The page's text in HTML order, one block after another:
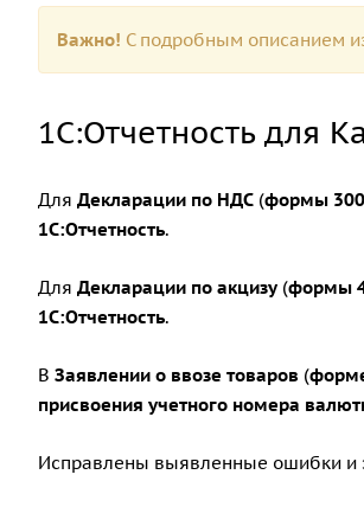
Важно! С подробным описанием
1С:Отчетность для
Для Декларации по НДС (формы
1С:Отчетность.
Для Декларации по акцизу (формы
1С:Отчетность.
В Заявлении о ввозе товаров (
присвоения учетного номера
Исправлены выявленные ошибки и